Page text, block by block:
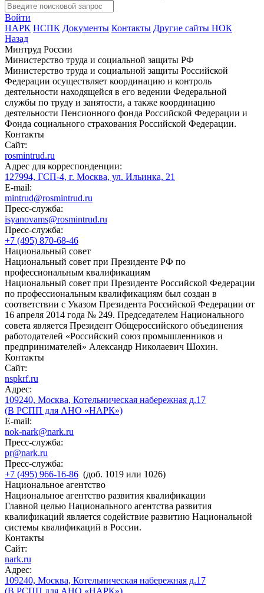
Войти
НАРК НСПК Документы Контакты Другие сайты НОК
Назад
Минтруд России
Министерство труда и социальной защиты РФ
Министерство труда и социальной защиты Российской
Федерации осуществляет координацию и контроль
деятельности находящейся в его ведении Федеральной
службы по труду и занятости, а также координацию
деятельности Пенсионного фонда Российской Федерации и
Фонда социального страхования Российской Федерации.
Контакты
Сайт:
rosmintrud.ru
Адрес для корреспонденции:
127994, ГСП-4, г. Москва, ул. Ильинка, 21
E-mail:
mintrud@rosmintrud.ru
Пресс-служба:
isyanovams@rosmintrud.ru
Пресс-служба:
+7 (495) 870-68-46
Национальный совет
Национальный совет при Президенте РФ по
профессиональным квалификациям
Национальный совет при Президенте Российской Федерации
по профессиональным квалификациям был создан в
соответствии с Указом Президента Российской Федерации от
16 апреля 2014 года № 249. Председателем Национального
совета является Президент Общероссийского объединения
работодателей «Российский союз промышленников и
предпринимателей» Александр Николаевич Шохин.
Контакты
Сайт:
nspkrf.ru
Адрес:
109240, Москва, Котельническая набережная д.17
(В РСПП для АНО «НАРК»)
E-mail:
nok-nark@nark.ru
Пресс-служба:
pr@nark.ru
Пресс-служба:
+7 (495) 966-16-86 (доб. 1019 или 1026)
Национальное агентство
Национальное агентство развития квалификации
Главной целью Национального агентства развития
квалификаций является содействие развитию Национальной
системы квалификаций в России.
Контакты
Сайт:
nark.ru
Адрес:
109240, Москва, Котельническая набережная д.17
(В РСПП для АНО «НАРК»)